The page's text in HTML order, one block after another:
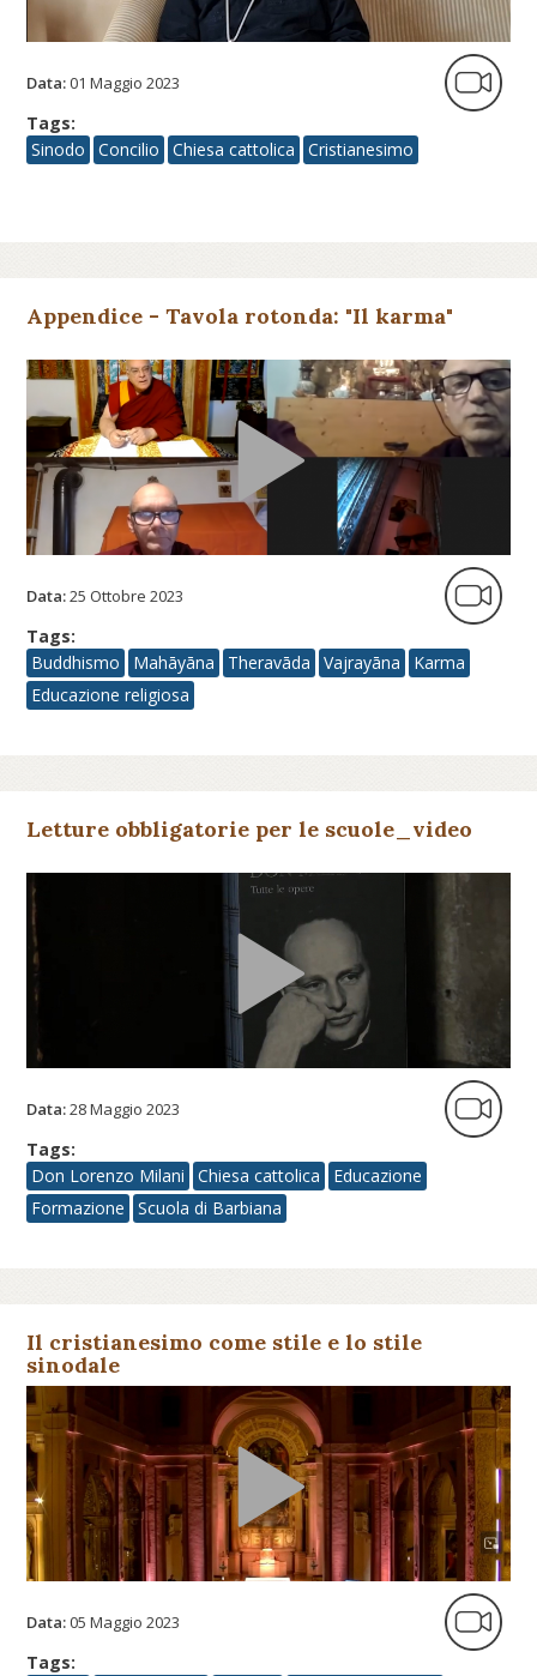
Data:01 Maggio 2023
Tags:
Sinodo
Concilio Chiesa cattolica Cristianesimo
Appendice - Tavola rotonda: "Il karma"
Data:25 Ottobre 2023
Tags:
Buddhismo
Mahāyāna Theravāda Vajrayāna
Karma
Educazione religiosa
Letture obbligatorie per le scuole_video
Data:28 Maggio 2023
Tags:
Don Lorenzo Milani
Chiesa cattolica
Educazione
Formazione
Scuola di Barbiana
Il cristianesimo come stile e lo stile
sinodale
Data:05 Maggio 2023
Tags: